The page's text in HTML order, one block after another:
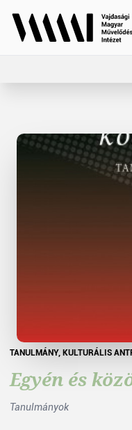
TANULMÁNY, KULTURÁLIS
Egyén és
Tanulmányok